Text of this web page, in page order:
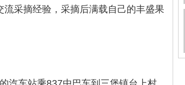
采摘经验，采摘后满载自己的丰盛果